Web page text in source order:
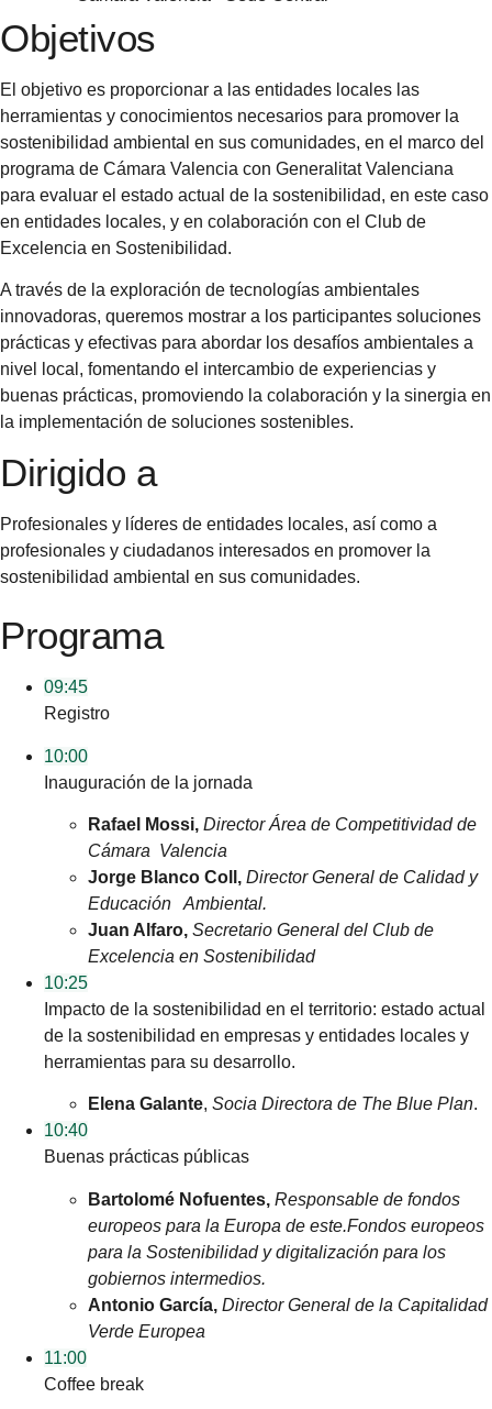
Objetivos
El objetivo es proporcionar a las entidades locales las
herramientas y conocimientos necesarios para promover la
sostenibilidad ambiental en sus comunidades, en el marco del
programa de Cámara Valencia con Generalitat Valenciana
para evaluar el estado actual de la sostenibilidad, en este caso
en entidades locales, y en colaboración con el Club de
Excelencia en Sostenibilidad.
A través de la exploración de tecnologías ambientales
innovadoras, queremos mostrar a los participantes soluciones
prácticas y efectivas para abordar los desafíos ambientales a
nivel local, fomentando el intercambio de experiencias y
buenas prácticas, promoviendo la colaboración y la sinergia en
la implementación de soluciones sostenibles.
Dirigido a
Profesionales y líderes de entidades locales, así como a
profesionales y ciudadanos interesados en promover la
sostenibilidad ambiental en sus comunidades.
Programa
09:45
Registro
10:00
Inauguración de la jornada
Rafael Mossi, Director Área de Competitividad de
Cámara Valencia
Jorge Blanco Coll, Director General de Calidad y
Educación Ambiental.
Juan Alfaro, Secretario General del Club de
Excelencia en Sostenibilidad
10:25
Impacto de la sostenibilidad en el territorio: estado actual
de la sostenibilidad en empresas y entidades locales y
herramientas para su desarrollo.
Elena Galante, Socia Directora de The Blue Plan.
10:40
Buenas prácticas públicas
Bartolomé Nofuentes, Responsable de fondos
europeos para la Europa de este.Fondos europeos
para la Sostenibilidad y digitalización para los
gobiernos intermedios.
Antonio García, Director General de la Capitalidad
Verde Europea
11:00
Coffee break